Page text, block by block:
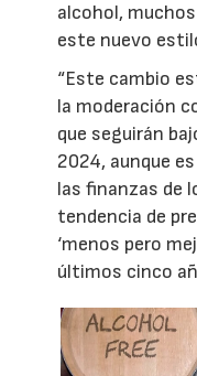
alcohol,
este nuevo
“Este cambio
la moderación
que seguirán
2024, aunque
las finanzas de
tendencia de
‘menos pero
últimos cinco